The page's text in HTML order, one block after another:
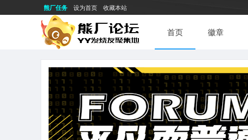
熊厂任务 设为首页 收藏本站
首页 徽章